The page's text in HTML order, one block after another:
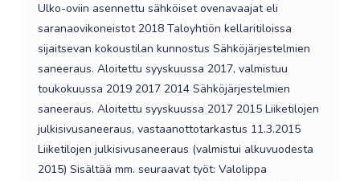
Ulko-oviin asennettu sähköiset ovenavaajat eli
saranaovikoneistot 2018 Taloyhtiön kellaritiloissa
sijaitsevan kokoustilan kunnostus Sähköjärjestelmien
saneeraus. Aloitettu syyskuussa 2017, valmistuu
toukokuussa 2019 2017 2014 Sähköjärjestelmien
saneeraus. Aloitettu syyskuussa 2017 2015 Liiketilojen
julkisivusaneeraus, vastaanottotarkastus 11.3.2015
Liiketilojen julkisivusaneeraus (valmistui alkuvuodesta
2015) Sisältää mm. seuraavat työt: Valolippa